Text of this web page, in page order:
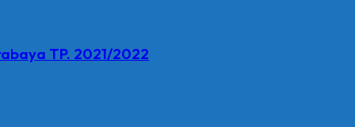
TP. 2021/2022